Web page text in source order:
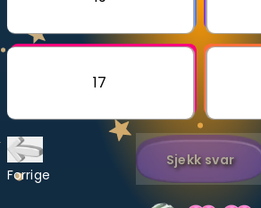
Bestill
Velg læreplan
Logg inn
17
Forrige
Sjekk svar